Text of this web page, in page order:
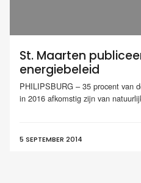
St. Maarten
energiebeleid
PHILIPSBURG – 35 procent van
in 2016 afkomstig zijn van
5 SEPTEMBER 2014